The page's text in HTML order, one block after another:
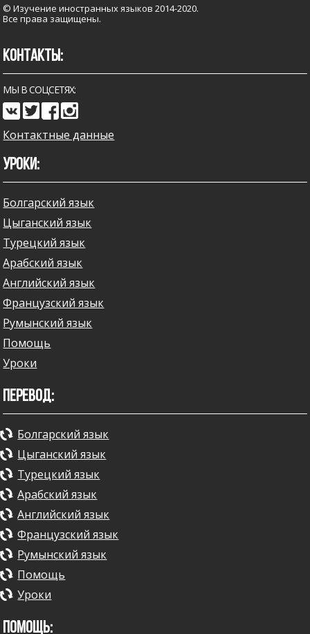
© Изучение иностранных языков 2014-2020.
Все права защищены.
УРОКИ:
Болгарский язык
Цыганский язык
Турецкий язык
Арабский язык
Английский язык
Французский язык
Румынский язык
Помощь
Уроки
ПЕРЕВОД:
Болгарский язык
Цыганский язык
Турецкий язык
Арабский язык
Английский язык
Французский язык
Румынский язык
Помощь
Уроки
ПОМОЩЬ:
КОНТАКТЫ:
МЫ В СОЦСЕТЯХ:
Контактные данные